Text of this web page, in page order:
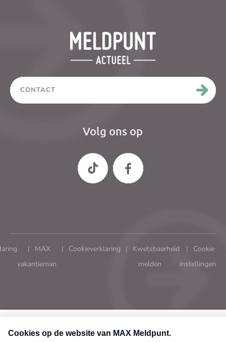
CONTACT
Volg ons op
MAX
vakantieman
Cookieverklaring
Kwetsbaarheid
melden
Cookie
instellingen